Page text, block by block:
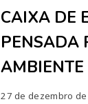
CAIXA DE
PENSADA
AMBIENTE
27 de dezembro